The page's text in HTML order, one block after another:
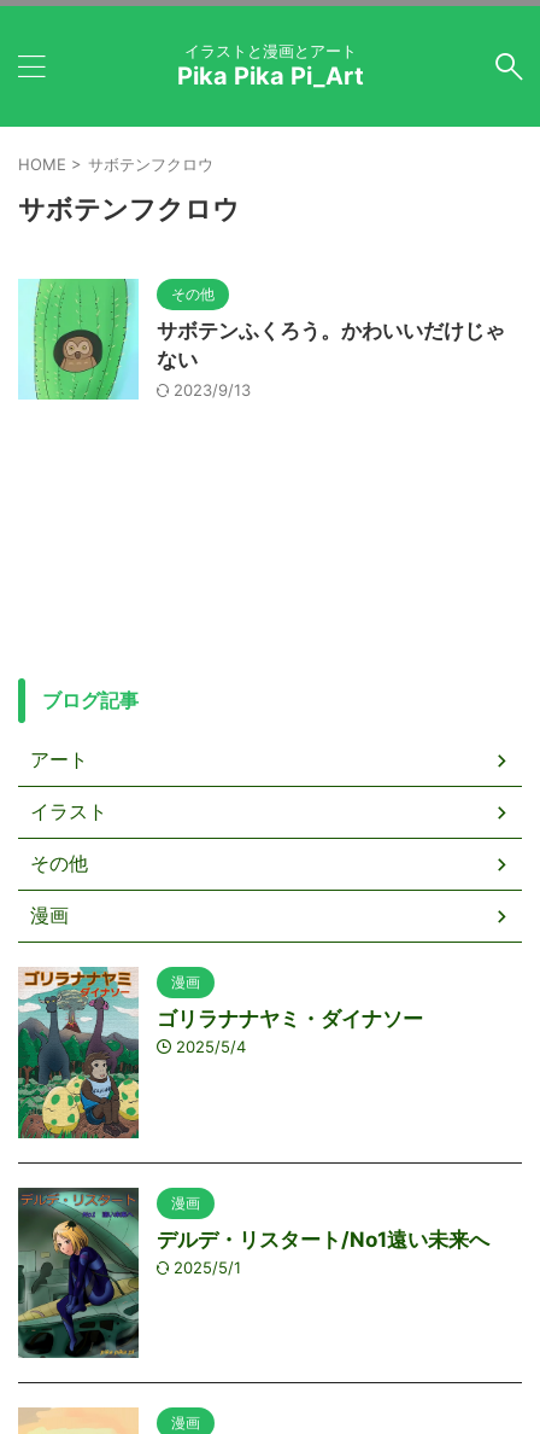
イラストと漫画とアート
Pika Pika Pi_Art
HOME > サボテンフクロウ
サボテンフクロウ
その他
サボテンふくろう。かわいいだけじゃ
ない
2023/9/13
ブログ記事
アート
イラスト
その他
漫画
漫画
ゴリラナナヤミ・ダイナソー
2025/5/4
漫画
デルデ・リスタート/No1遠い未来へ
2025/5/1
漫画